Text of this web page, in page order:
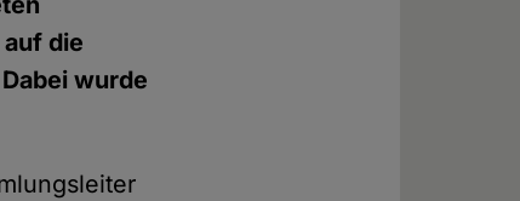
die
wurde